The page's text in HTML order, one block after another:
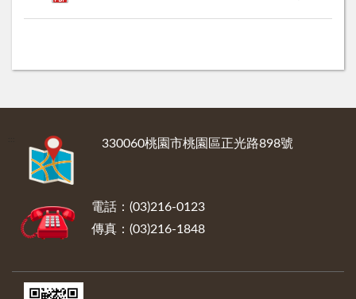
330060桃園市桃園區正光路898號
電話：(03)216-0123
傳真：(03)216-1848